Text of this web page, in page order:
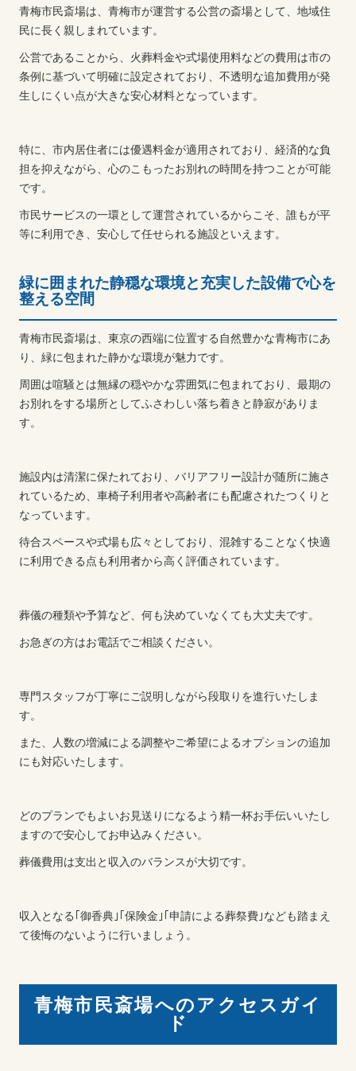
青梅市民斎場は、青梅市が運営する公営の斎場として、地域住
民に長く親しまれています。
公営であることから、火葬料金や式場使用料などの費用は市の
条例に基づいて明確に設定されており、不透明な追加費用が発
生しにくい点が大きな安心材料となっています。
特に、市内居住者には優遇料金が適用されており、経済的な負
担を抑えながら、心のこもったお別れの時間を持つことが可能
です。
市民サービスの一環として運営されているからこそ、誰もが平
等に利用でき、安心して任せられる施設といえます。
緑に囲まれた静穏な環境と充実した設備で心を
整える空間
青梅市民斎場は、東京の西端に位置する自然豊かな青梅市にあ
り、緑に包まれた静かな環境が魅力です。
周囲は喧騒とは無縁の穏やかな雰囲気に包まれており、最期の
お別れをする場所としてふさわしい落ち着きと静寂がありま
す。
施設内は清潔に保たれており、バリアフリー設計が随所に施さ
れているため、車椅子利用者や高齢者にも配慮されたつくりと
なっています。
待合スペースや式場も広々としており、混雑することなく快適
に利用できる点も利用者から高く評価されています。
葬儀の種類や予算など、何も決めていなくても大丈夫です。
お急ぎの方はお電話でご相談ください。
専門スタッフが丁寧にご説明しながら段取りを進行いたしま
す。
また、人数の増減による調整やご希望によるオプションの追加
にも対応いたします。
どのプランでもよいお見送りになるよう精一杯お手伝いいたし
ますので安心してお申込みください。
葬儀費用は支出と収入のバランスが大切です。
収入となる｢御香典｣｢保険金｣｢申請による葬祭費｣なども踏まえ
て後悔のないように行いましょう。
青梅市民斎場へのアクセスガイ
ド